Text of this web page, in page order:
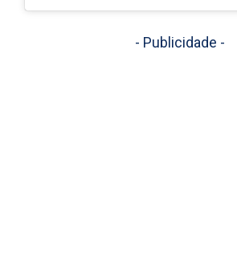
- Publicidade -